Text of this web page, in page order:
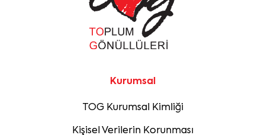
Kurumsal
TOG Kurumsal Kimliği
Kişisel Verilerin Korunması